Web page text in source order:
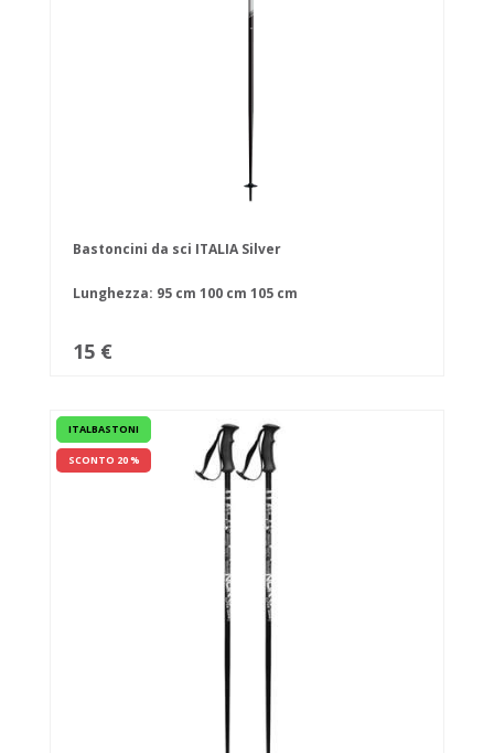
Bastoncini da sci ITALIA Silver
Lunghezza: 95 cm 100 cm 105 cm
15 €
ITALBASTONI
SCONTO 20 %